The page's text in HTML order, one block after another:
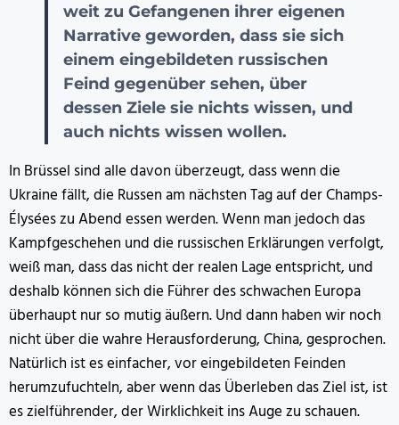
weit zu Gefangenen ihrer eigenen
Narrative geworden, dass sie sich
einem eingebildeten russischen
Feind gegenüber sehen, über
dessen Ziele sie nichts wissen, und
auch nichts wissen wollen.
In Brüssel sind alle davon überzeugt, dass wenn die
Ukraine fällt, die Russen am nächsten Tag auf der Champs-
Élysées zu Abend essen werden. Wenn man jedoch das
Kampfgeschehen und die russischen Erklärungen verfolgt,
weiß man, dass das nicht der realen Lage entspricht, und
deshalb können sich die Führer des schwachen Europa
überhaupt nur so mutig äußern. Und dann haben wir noch
nicht über die wahre Herausforderung, China, gesprochen.
Natürlich ist es einfacher, vor eingebildeten Feinden
herumzufuchteln, aber wenn das Überleben das Ziel ist, ist
es zielführender, der Wirklichkeit ins Auge zu schauen.